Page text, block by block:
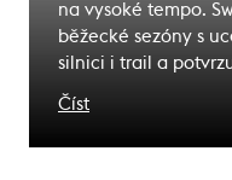
na vysoké tempo.
běžecké sezóny s
silnici i trail a
už dávno nepatří
kolekci Swix 2026
Endorphin Republic
Číst